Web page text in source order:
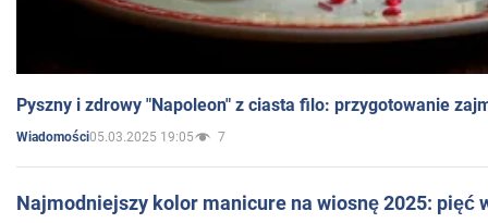
Pyszny i zdrowy "Napoleon" z ciasta filo: przygotowanie
Wiadomości05.03.2025 19:05 7
Najmodniejszy kolor manicure na wiosnę 2025: pięć